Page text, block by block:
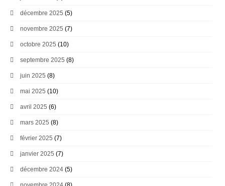
décembre 2025 (5)
novembre 2025 (7)
octobre 2025 (10)
septembre 2025 (8)
juin 2025 (8)
mai 2025 (10)
avril 2025 (6)
mars 2025 (8)
février 2025 (7)
janvier 2025 (7)
décembre 2024 (5)